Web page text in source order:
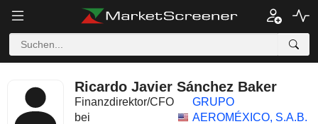
Ricardo Javier Sánchez Baker
Finanzdirektor/CFO
bei
GRUPO
AEROMÉXICO, S.A.B.